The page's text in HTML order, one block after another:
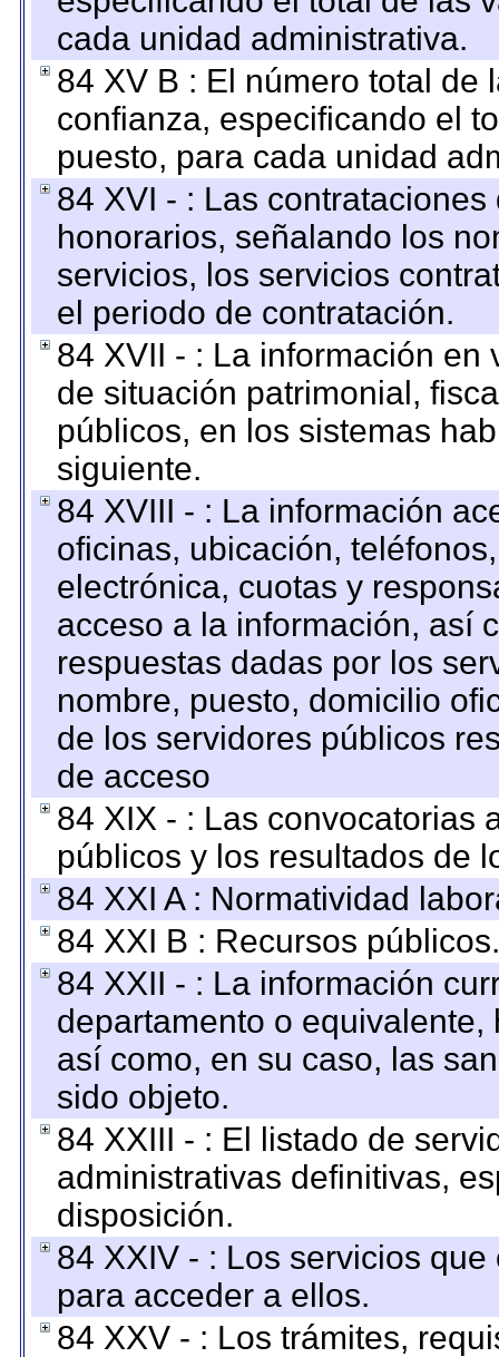
cada unidad administrativa.
84 XV B : El número total de
confianza, especificando el
puesto, para cada unidad
84 XVI - : Las
honorarios, señalando los
servicios, los servicios
el periodo de contratación.
84 XVII - : La información
de situación patrimonial,
públicos, en los sistemas
siguiente.
84 XVIII - : La información
oficinas, ubicación,
electrónica, cuotas y
acceso a la información, así
respuestas dadas por los
nombre, puesto, domicilio
de los servidores públicos
de acceso
84 XIX - : Las convocatorias
públicos y los resultados de
84 XXI A : Normatividad
84 XXI B : Recursos públicos.
84 XXII - : La información
departamento o
así como, en su caso, las
sido objeto.
84 XXIII - : El listado de
administrativas definitivas,
disposición.
84 XXIV - : Los servicios
para acceder a ellos.
84 XXV - : Los trámites,